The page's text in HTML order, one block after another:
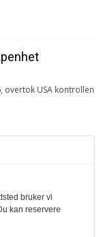
overtok USA kontrollen
fra forrige
For å lese
Velg
bruker vi
kan reservere